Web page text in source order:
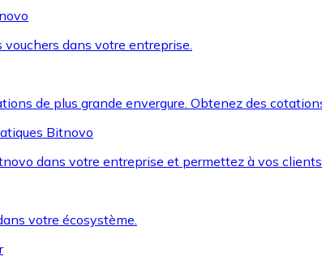
vouchers dans votre entreprise.
de plus grande envergure. Obtenez des
Bitnovo
dans votre entreprise et permettez à vos
votre écosystème.